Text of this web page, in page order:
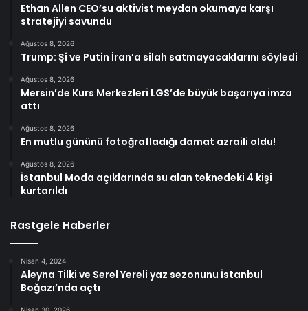
Ethan Allen CEO’su aktivist meydan okumaya karşı
stratejiyi savundu
Ağustos 8, 2026
Trump: Şi ve Putin İran’a silah satmayacaklarını söyledi
Ağustos 8, 2026
Mersin’de Kurs Merkezleri LGS’de büyük başarıya imza
attı
Ağustos 8, 2026
En mutlu gününü fotoğrafladığı damat azraili oldu!
Ağustos 8, 2026
İstanbul Moda açıklarında su alan teknedeki 4 kişi
kurtarıldı
Rastgele Haberler
Nisan 4, 2024
Aleyna Tilki ve Serel Yereli yaz sezonunu İstanbul
Boğazı’nda açtı